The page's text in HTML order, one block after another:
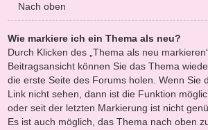
Nach oben
Wie markiere ich ein Thema als neu?
Durch Klicken des „Thema als neu
Beitragsansicht können Sie das Thema
die erste Seite des Forums holen. Wenn Sie
Link nicht sehen, dann ist die Funktion
oder seit der letzten Markierung ist nicht
Es ist auch möglich, das Thema nach oben